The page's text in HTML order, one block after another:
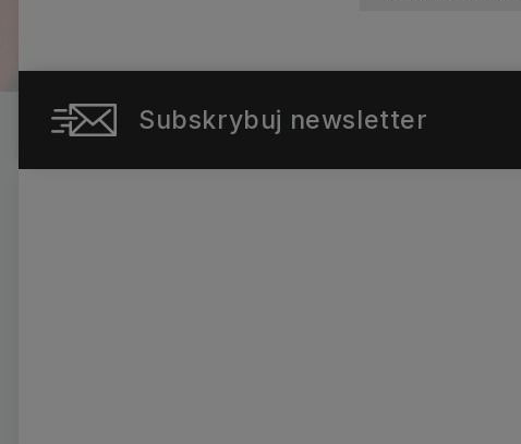
Subskrybuj newsletter